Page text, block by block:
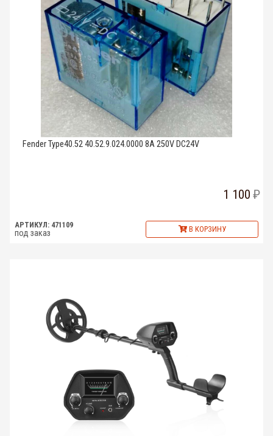
Fender Type40.52 40.52.9.024.0000 8A 250V DC24V
1 100
АРТИКУЛ: 471109
под заказ В КОРЗИНУ